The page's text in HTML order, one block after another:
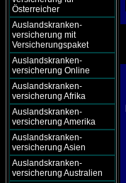
Österreicher
Auslandskranken-
versicherung mit
Versicherungspaket
Auslandskranken-
versicherung Online
Auslandskranken-
versicherung Afrika
Auslandskranken-
versicherung Amerika
Auslandskranken-
versicherung Asien
Auslandskranken-
versicherung Australien